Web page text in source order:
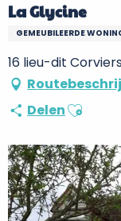
La Glycine
GEMEUBILEERDE
16 lieu-dit
DelenAjouter